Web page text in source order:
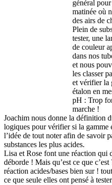
général
matinée où
des airs de
Plein de
tester, une
de couleur
dans nos
et nous
les classer
et vérifier la
étalon en
pH : Trop
marche !
Joachim nous donne la définition
logiques pour vérifier si la gamme
l’idée de tout noter afin de savoir
substances les plus acides.
Lisa et Rose font une réaction qui
déborde ! Mais qu’est ce que
réaction acides/bases bien sur !
ce que seule elles ont pensé à